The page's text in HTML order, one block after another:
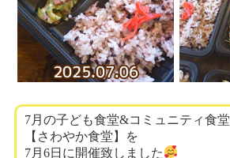
7月の子ども食堂&コミュニティ食堂
【さわやか食堂】を
7月6日に開催致しました